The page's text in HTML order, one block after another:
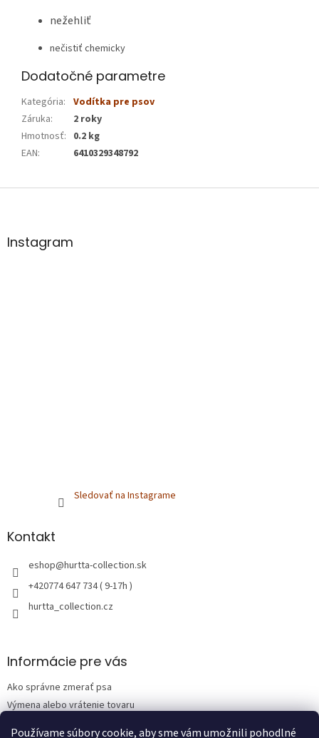
Používame súbory cookie, aby sme vám umožnili pohodlné
nežehliť
nečistiť chemicky
Dodatočné parametre
Kategória: Vodítka pre psov
Záruka:
2 roky
Hmotnosť: 0.2 kg
EAN: 6410329348792
Z
äInstagram
Sledovať na Instagrame
Kontakt
eshop@hurtta-collection.sk
+420774 647 734 ( 9-17h )
hurtta_collection.cz
Informácie pre vás
Ako správne zmerať psa
Výmena alebo vrátenie tovaru